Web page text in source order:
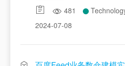
481
2024-07-08